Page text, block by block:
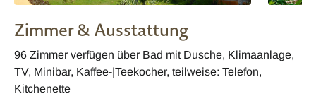
Zimmer & Ausstattung
96 Zimmer verfügen über Bad mit Dusche, Klimaanlage,
TV, Minibar, Kaffee-|Teekocher, teilweise: Telefon,
Kitchenette